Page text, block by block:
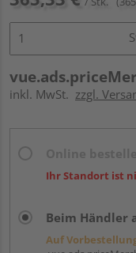
inkl. MwSt. zzgl.
Ihr Standort ist
Beim Händler
Auf